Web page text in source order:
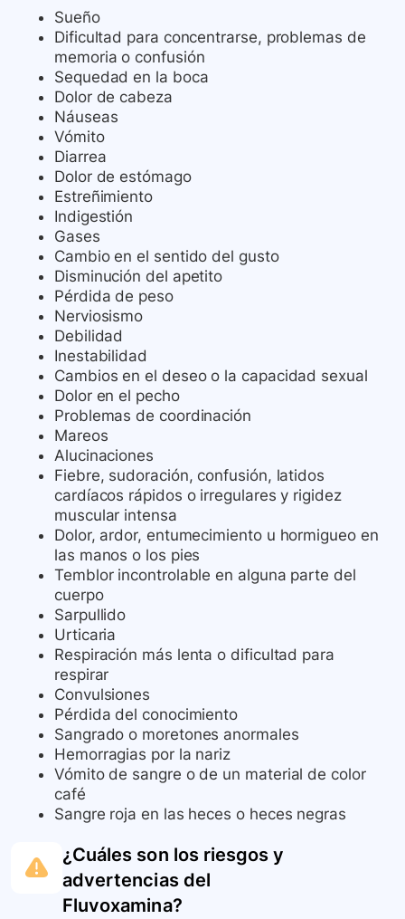
Sueño
Dificultad para concentrarse, problemas de
memoria o confusión
Sequedad en la boca
Dolor de cabeza
Náuseas
Vómito
Diarrea
Dolor de estómago
Estreñimiento
Indigestión
Gases
Cambio en el sentido del gusto
Disminución del apetito
Pérdida de peso
Nerviosismo
Debilidad
Inestabilidad
Cambios en el deseo o la capacidad sexual
Dolor en el pecho
Problemas de coordinación
Mareos
Alucinaciones
Fiebre, sudoración, confusión, latidos
cardíacos rápidos o irregulares y rigidez
muscular intensa
Dolor, ardor, entumecimiento u hormigueo en
las manos o los pies
Temblor incontrolable en alguna parte del
cuerpo
Sarpullido
Urticaria
Respiración más lenta o dificultad para
respirar
Convulsiones
Pérdida del conocimiento
Sangrado o moretones anormales
Hemorragias por la nariz
Vómito de sangre o de un material de color
café
Sangre roja en las heces o heces negras
¿Cuáles son los riesgos y
advertencias del
Fluvoxamina?